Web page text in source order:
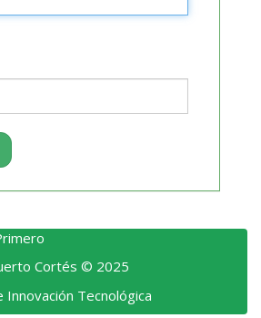
Cortés © 2025
Tecnológica